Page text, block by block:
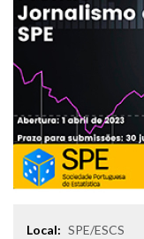
Local: SPE/ESCS